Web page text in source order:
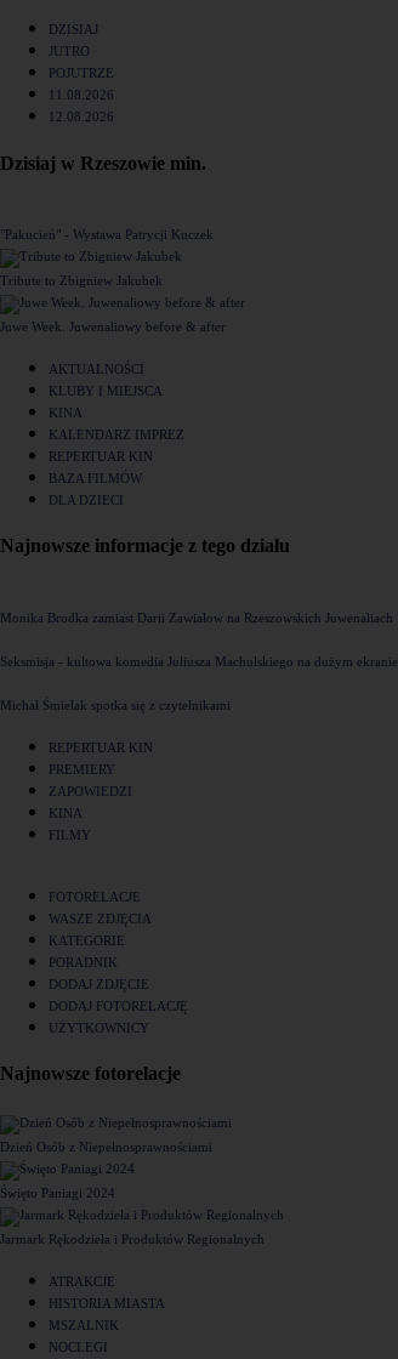
DZISIAJ
JUTRO
POJUTRZE
11.08.2026
12.08.2026
Dzisiaj w Rzeszowie min.
"Pakucień" - Wystawa Patrycji Kuczek
Tribute to Zbigniew Jakubek
Juwe Week. Juwenaliowy before & after
AKTUALNOŚCI
KLUBY I MIEJSCA
KINA
KALENDARZ IMPREZ
REPERTUAR KIN
BAZA FILMÓW
DLA DZIECI
Najnowsze informacje z tego działu
Monika Brodka zamiast Darii Zawiałow na Rzeszowskich Juwenaliach
Seksmisja - kultowa komedia Juliusza Machulskiego na dużym ekranie
Michał Śmielak spotka się z czytelnikami
REPERTUAR KIN
PREMIERY
ZAPOWIEDZI
KINA
FILMY
FOTORELACJE
WASZE ZDJĘCIA
KATEGORIE
PORADNIK
DODAJ ZDJĘCIE
DODAJ FOTORELACJĘ
UŻYTKOWNICY
Najnowsze fotorelacje
Dzień Osób z Niepełnosprawnościami
Święto Paniagi 2024
Jarmark Rękodzieła i Produktów Regionalnych
ATRAKCJE
HISTORIA MIASTA
MSZALNIK
NOCLEGI